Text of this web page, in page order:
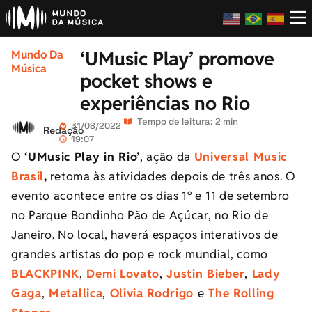
Mundo Da
Música
‘UMusic Play’ promove
pocket shows e
experiências no Rio
Redação31/08/2022
19:07
Tempo de leitura: 2 min
O‘UMusic Play in Rio’, ação da Universal Music
Brasil, retoma às atividades depois de três anos. O
evento acontece entre os dias 1º e 11 de setembro
no Parque Bondinho Pão de Açúcar, no Rio de
Janeiro. No local, haverá espaços interativos de
grandes artistas do pop e rock mundial, como
BLACKPINK, Demi Lovato, Justin Bieber, Lady
Gaga, Metallica, Olivia Rodrigo e The Rolling